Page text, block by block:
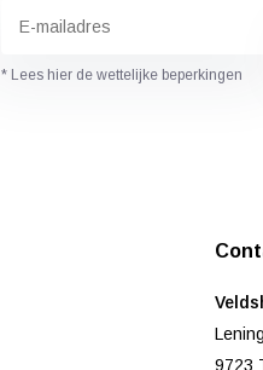
* Lees hier de wettelijke beperkingen
9723